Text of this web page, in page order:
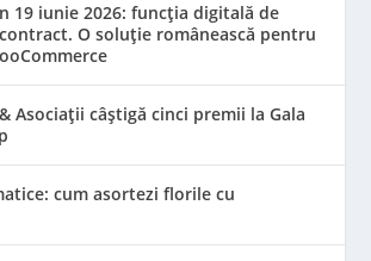
19 iunie 2026: funcția digitală de
O soluție românească pentru
Asociații câștigă cinci premii la Gala
cum asortezi florile cu